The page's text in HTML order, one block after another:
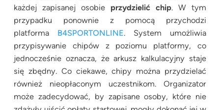
każdej zapisanej osobie
przydzielić chip. W tym
przypadku ponownie z pomocą przychodzi
platforma
B4SPORTONLINE. System umożliwia
przypisywanie chipów z poziomu platformy, co
jednocześnie oznacza, że arkusz kalkulacyjny staje
się zbędny. Co ciekawe, chipy można przydzielać
również nieopłaconym uczestnikom. Organizator
może zadecydować, by zapisane osoby, które nie